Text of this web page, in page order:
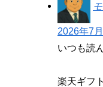
2026年7
いつも読
楽天ギフ